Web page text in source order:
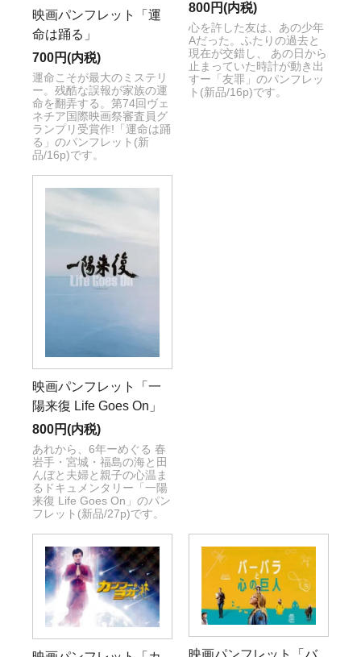
映画パンフレット「運
命は踊る」
700円(内税)
運命こそが最大のミステリ
ー。残酷な誤報が家族の運
命を翻弄する。第74回ヴェ
ネチア国際映画祭審査員グ
ランプリ受賞作!「運命は踊
る」のパンフレット(新
品/16p)です。
800円(内税)
心を許した友は、あの少年
Aだった。ふたりの過去と
現在が交錯し、 あの日から
止まっていた時計が動き出
すー「友罪」のパンフレッ
ト(新品/16p)です。
映画パンフレット「一
陽来復 Life Goes On」
800円(内税)
あれから、6年ーめぐる 春
岩手・宮城・福島の海と田
んぼと夫婦と親子の心温ま
るドキュメンタリー「一陽
来復 Life Goes On」のパン
フレット(新品/27p)です。